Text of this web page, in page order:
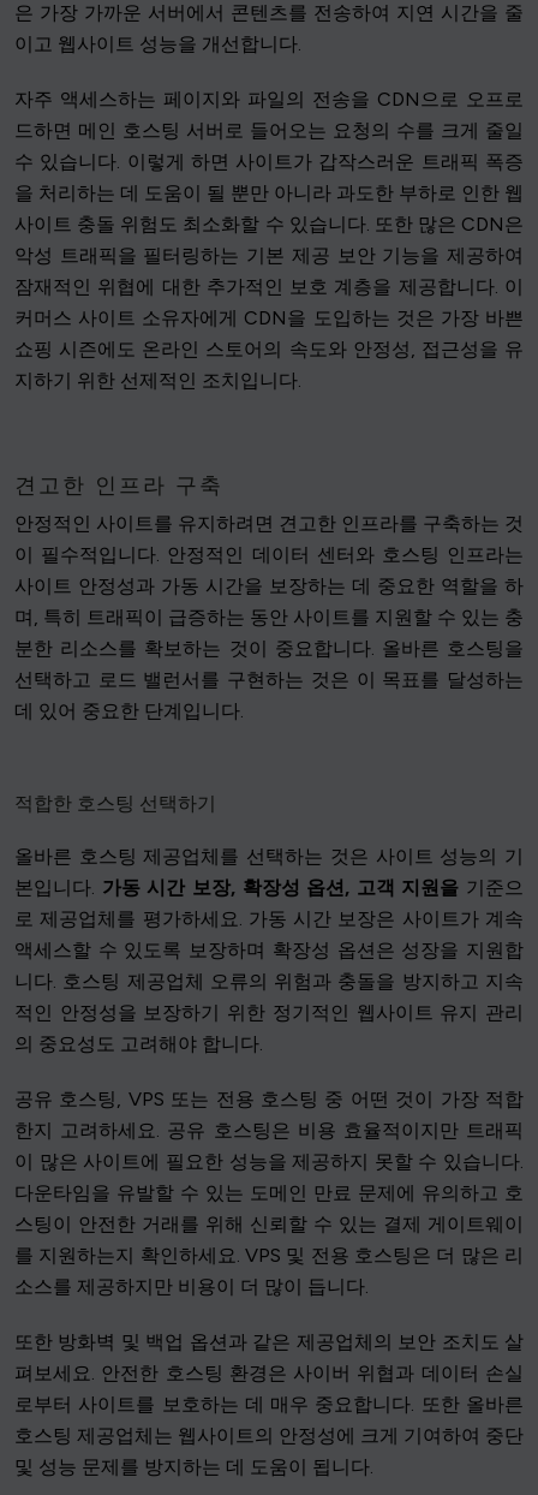
은 가장 가까운 서버에서 콘텐츠를 전송하여 지연 시간을 줄
이고 웹사이트 성능을 개선합니다.
자주 액세스하는 페이지와 파일의 전송을 CDN으로 오프로
드하면 메인 호스팅 서버로 들어오는 요청의 수를 크게 줄일
수 있습니다. 이렇게 하면 사이트가 갑작스러운 트래픽 폭증
을 처리하는 데 도움이 될 뿐만 아니라 과도한 부하로 인한 웹
사이트 충돌 위험도 최소화할 수 있습니다. 또한 많은 CDN은
악성 트래픽을 필터링하는 기본 제공 보안 기능을 제공하여
잠재적인 위협에 대한 추가적인 보호 계층을 제공합니다. 이
커머스 사이트 소유자에게 CDN을 도입하는 것은 가장 바쁜
쇼핑 시즌에도 온라인 스토어의 속도와 안정성, 접근성을 유
지하기 위한 선제적인 조치입니다.
견고한 인프라 구축
안정적인 사이트를 유지하려면 견고한 인프라를 구축하는 것
이 필수적입니다. 안정적인 데이터 센터와 호스팅 인프라는
사이트 안정성과 가동 시간을 보장하는 데 중요한 역할을 하
며, 특히 트래픽이 급증하는 동안 사이트를 지원할 수 있는 충
분한 리소스를 확보하는 것이 중요합니다. 올바른 호스팅을
선택하고 로드 밸런서를 구현하는 것은 이 목표를 달성하는
데 있어 중요한 단계입니다.
적합한 호스팅 선택하기
올바른 호스팅 제공업체를 선택하는 것은 사이트 성능의 기
본입니다. 가동 시간 보장, 확장성 옵션, 고객 지원을 기준으
로 제공업체를 평가하세요. 가동 시간 보장은 사이트가 계속
액세스할 수 있도록 보장하며 확장성 옵션은 성장을 지원합
니다. 호스팅 제공업체 오류의 위험과 충돌을 방지하고 지속
적인 안정성을 보장하기 위한 정기적인 웹사이트 유지 관리
의 중요성도 고려해야 합니다.
공유 호스팅, VPS 또는 전용 호스팅 중 어떤 것이 가장 적합
한지 고려하세요. 공유 호스팅은 비용 효율적이지만 트래픽
이 많은 사이트에 필요한 성능을 제공하지 못할 수 있습니다.
다운타임을 유발할 수 있는 도메인 만료 문제에 유의하고 호
스팅이 안전한 거래를 위해 신뢰할 수 있는 결제 게이트웨이
를 지원하는지 확인하세요. VPS 및 전용 호스팅은 더 많은 리
소스를 제공하지만 비용이 더 많이 듭니다.
또한 방화벽 및 백업 옵션과 같은 제공업체의 보안 조치도 살
펴보세요. 안전한 호스팅 환경은 사이버 위협과 데이터 손실
로부터 사이트를 보호하는 데 매우 중요합니다. 또한 올바른
호스팅 제공업체는 웹사이트의 안정성에 크게 기여하여 중단
및 성능 문제를 방지하는 데 도움이 됩니다.